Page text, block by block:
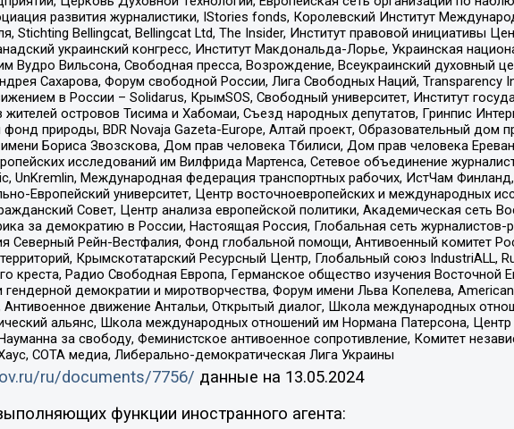
развития журналистики, IStories fonds, Королевский Институт
Stichting Bellingcat, Bellingcat Ltd, The Insider, Институт правовой инициативы
украинский конгресс, Институт Макдональда-Лорье, Украинская
Вудро Вильсона, Свободная пресса, Возрождение, Всеукраинский духовный
Сахарова, Форум свободной России, Лига Свободных Наций, Transparеncy
в России – Solidarus, КрымSOS, Свободный университет, Институт
островов Тисима и Хабомаи, Съезд народных депутатов, Гринпис
фонд природы, BDR Novaja Gazeta-Europe, Алтай проект, Образовательный
Бориса Звозскова, Дом прав человека Тбилиси, Дом прав человека
исследований им Вилфрида Мартенса, Сетевое объединение
UnKremlin, Международная федерация транспортных рабочих, ИстЧам
Европейский университет, Центр восточноевропейских и международных
Совет, Центр анализа европейской политики, Академическая сеть
за демократию в России, Настоящая Россия, Глобальная сеть
Северный Рейн-Вестфалия, Фонд глобальной помощи, Антивоенный комитет
Крымскотатарский Ресурсный Центр, Глобальный союз IndustriALL,
креста, Радио Свободная Европа, Германское общество изучения Восточной
демократии и миротворчества, Форум имени Льва Копелева,
движение Антальи, Открытый диалог, Школа международных
альянс, Школа международных отношений им Нормана Патерсона,
за свободу, Феминистское антивоенное сопротивление, Комитет
СОТА медиа, Либерально-демократическая Лига Украины
ru/documents/7756/ данные на 13.05.2024
функции иностранного агента: